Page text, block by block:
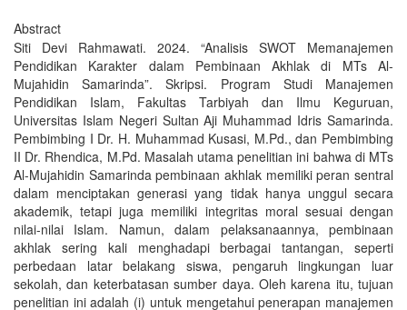
Abstract
Siti Devi Rahmawati. 2024. “Analisis SWOT Memanajemen
Pendidikan Karakter dalam Pembinaan Akhlak di MTs Al-
Mujahidin Samarinda”. Skripsi. Program Studi Manajemen
Pendidikan Islam, Fakultas Tarbiyah dan Ilmu Keguruan,
Universitas Islam Negeri Sultan Aji Muhammad Idris Samarinda.
Pembimbing I Dr. H. Muhammad Kusasi, M.Pd., dan Pembimbing
II Dr. Rhendica, M.Pd. Masalah utama penelitian ini bahwa di MTs
Al-Mujahidin Samarinda pembinaan akhlak memiliki peran sentral
dalam menciptakan generasi yang tidak hanya unggul secara
akademik, tetapi juga memiliki integritas moral sesuai dengan
nilai-nilai Islam. Namun, dalam pelaksanaannya, pembinaan
akhlak sering kali menghadapi berbagai tantangan, seperti
perbedaan latar belakang siswa, pengaruh lingkungan luar
sekolah, dan keterbatasan sumber daya. Oleh karena itu, tujuan
penelitian ini adalah (i) untuk mengetahui penerapan manajemen